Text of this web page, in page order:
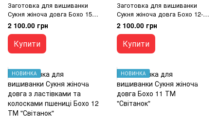
Заготовка для вишиванки
Сукня жіноча довга Бохо 15
ТМ "Світанок"
2 100.00 грн
Купити
Заготовка для вишиванки
Сукня жіноча довга Бохо 12-1
ТМ "Світанок"
2 100.00 грн
Купити
НОВИНКА НОВИНКА